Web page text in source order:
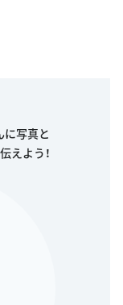
に写真と
えよう！